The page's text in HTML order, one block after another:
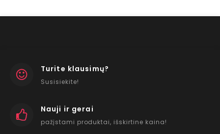
Turite klausimų?
Susisiekite!
Nauji ir gerai
pažįstami produktai, išskirtine kaina!